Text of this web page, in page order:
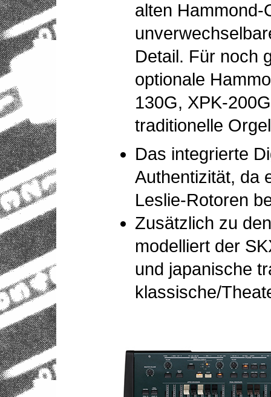
alten Hammond-
Detail. Für noch
optionale
130G, XPK-
traditionelle
Das integrierte
Authentizität, da
Leslie-Rotoren
Zusätzlich zu
modelliert der
und japanische
klassische/